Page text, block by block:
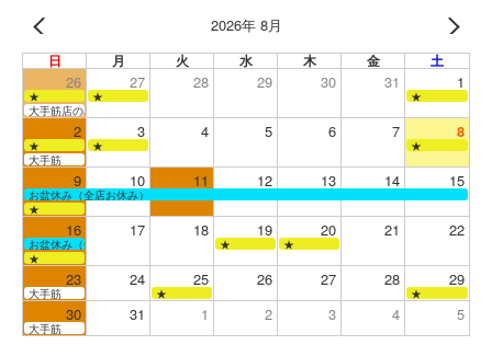
2026年 8月
日 月 火 水 木 金 土
26 27 28 29 30 31 1
★ ★
★
大手筋店のみ営業
2 3 4 5 6 7 8
★ ★
★
大手筋
9 10 11 12 13 14 15
お盆休み（全店お休み）
★
16 17 18 19 20 21 22
お盆休み（全店お休み） ★
★
★
23 24 25 26 27 28 29
大手筋 ★ ★
30 31 1 2 3 4 5
大手筋